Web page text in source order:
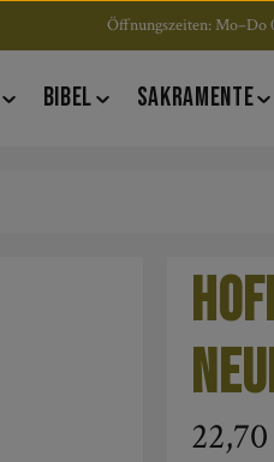
Öffnungszeiten: Mo–Do
BIBEL SAKRAMENTE
Regulärer